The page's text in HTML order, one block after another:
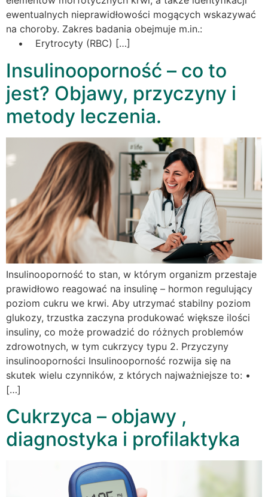
ewentualnych nieprawidłowości mogących wskazywać
na choroby. Zakres badania obejmuje m.in.:
• Erytrocyty (RBC) […]
Insulinooporność – co to
jest? Objawy, przyczyny i
metody leczenia.
Insulinooporność to stan, w którym organizm przestaje
prawidłowo reagować na insulinę – hormon regulujący
poziom cukru we krwi. Aby utrzymać stabilny poziom
glukozy, trzustka zaczyna produkować większe ilości
insuliny, co może prowadzić do różnych problemów
zdrowotnych, w tym cukrzycy typu 2. Przyczyny
insulinooporności Insulinooporność rozwija się na
skutek wielu czynników, z których najważniejsze to: •
[…]
Cukrzyca – objawy ,
diagnostyka i profilaktyka